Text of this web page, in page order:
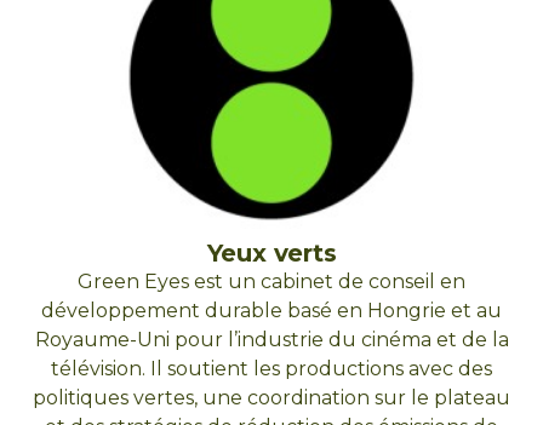
Yeux verts
Green Eyes est un cabinet de conseil en
développement durable basé en Hongrie et au
Royaume-Uni pour l’industrie du cinéma et de la
télévision. Il soutient les productions avec des
politiques vertes, une coordination sur le plateau